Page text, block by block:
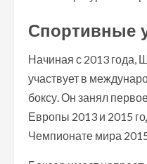
Спортивные
Начиная с 2013 года,
участвует в
боксу. Он занял
Европы 2013 и 2015
Чемпионате мира